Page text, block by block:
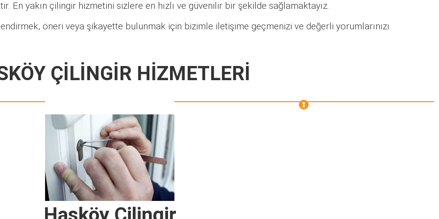
En yakın çilingir hizmetini sizlere en hızlı ve güvenilir bir şekilde sağlamaktayız.
öneri veya şikayette bulunmak için bizimle iletişime geçmenizi ve değerli yorumlarınızı
ÇİLİNGİR HİZMETLERİ